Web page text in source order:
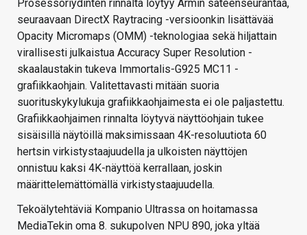
Prosessoriydinten rinnalta löytyy Armin säteenseurantaa,
seuraavaan DirectX Raytracing -versioonkin lisättävää
Opacity Micromaps (OMM) -teknologiaa sekä hiljattain
virallisesti julkaistua Accuracy Super Resolution -
skaalaustakin tukeva Immortalis-G925 MC11 -
grafiikkaohjain. Valitettavasti mitään suoria
suorituskykylukuja grafiikkaohjaimesta ei ole paljastettu.
Grafiikkaohjaimen rinnalta löytyvä näyttöohjain tukee
sisäisillä näytöillä maksimissaan 4K-resoluutiota 60
hertsin virkistystaajuudella ja ulkoisten näyttöjen
onnistuu kaksi 4K-näyttöä kerrallaan, joskin
määrittelemättömällä virkistystaajuudella.
Tekoälytehtäviä Kompanio Ultrassa on hoitamassa
MediaTekin oma 8. sukupolven NPU 890, joka yltää